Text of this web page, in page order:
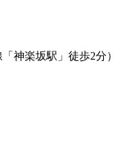
神楽坂駅」徒歩2分）